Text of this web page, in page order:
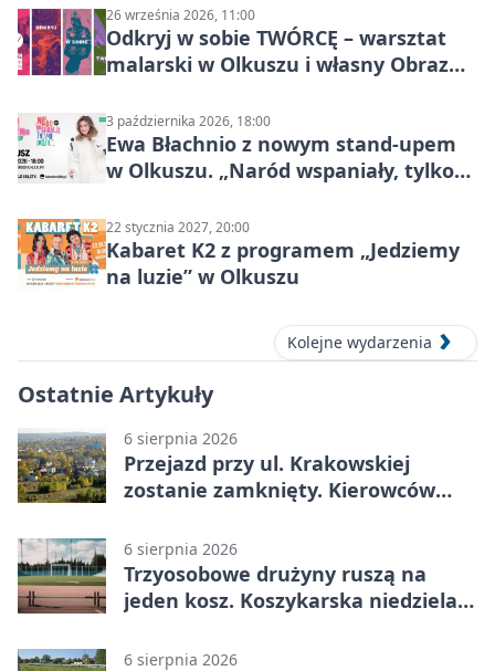
26 września 2026, 11:00
Odkryj w sobie TWÓRCĘ – warsztat
malarski w Olkuszu i własny Obraz
3 października 2026, 18:00
Ewa Błachnio z nowym stand-upem
w Olkuszu. „Naród wspaniały, tylko
22 stycznia 2027, 20:00
Kabaret K2 z programem „Jedziemy
na luzie” w Olkuszu
Kolejne wydarzenia
Ostatnie Artykuły
6 sierpnia 2026
Przejazd przy ul. Krakowskiej
zostanie zamknięty. Kierowców
6 sierpnia 2026
Trzyosobowe drużyny ruszą na
jeden kosz. Koszykarska niedziela
6 sierpnia 2026